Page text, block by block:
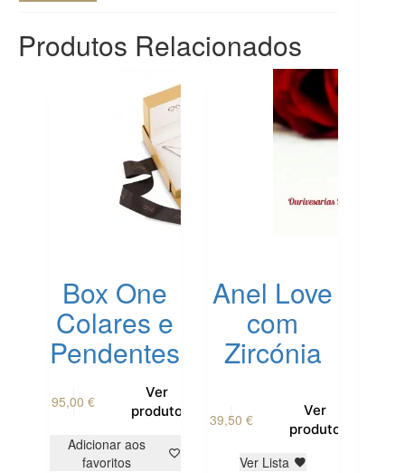
Produtos Relacionados
Box One
Colares e
Pendentes
95,00€
Ver
produto
Adicionar aos
favoritos
Anel Love
com
Zircónia
39,50 €
Ver
produto
product
Ver Lista